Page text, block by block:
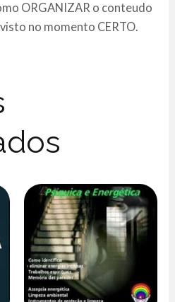
ORGANIZAR o conteudo
no momento CERTO.